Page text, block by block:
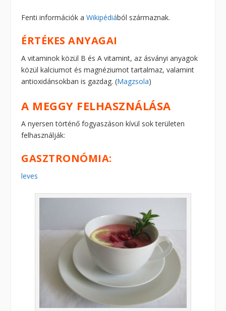
Fenti információk aWikipédiából származnak.
ÉRTÉKES ANYAGAI
A vitaminok közül B és A vitamint, az ásványi anyagok
közül kalciumot és magnéziumot tartalmaz, valamint
antioxidánsokban is gazdag. (Magzsola)
A MEGGY FELHASZNÁLÁSA
A nyersen történő fogyaszáson kívül sok területen
felhasználják:
GASZTRONÓMIA:
leves